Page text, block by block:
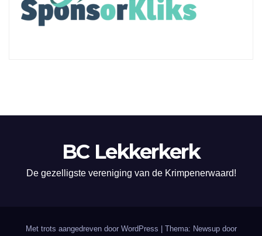
BC Lekkerkerk
De gezelligste vereniging van de Krimpenerwaard!
Met trots aangedreven door WordPress Thema: Newsup door